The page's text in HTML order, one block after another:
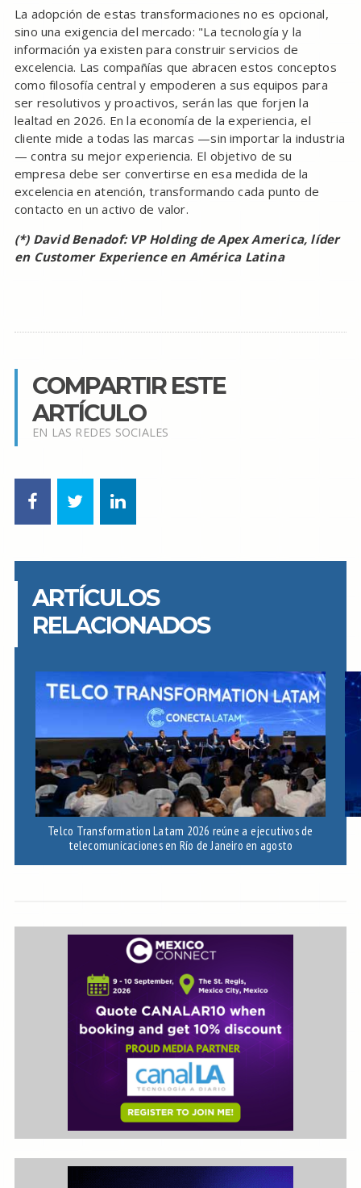
La adopción de estas transformaciones no es opcional,
sino una exigencia del mercado: "La tecnología y la
información ya existen para construir servicios de
excelencia. Las compañías que abracen estos conceptos
como filosofía central y empoderen a sus equipos para
ser resolutivos y proactivos, serán las que forjen la
lealtad en 2026. En la economía de la experiencia, el
cliente mide a todas las marcas —sin importar la industria
— contra su mejor experiencia. El objetivo de su
empresa debe ser convertirse en esa medida de la
excelencia en atención, transformando cada punto de
contacto en un activo de valor.
(*) David Benadof: VP Holding de Apex America, líder
en Customer Experience en América Latina
COMPARTIR ESTE
ARTÍCULO
EN LAS REDES SOCIALES
ARTÍCULOS
RELACIONADOS
Telco Transformation Latam 2026 reúne a ejecutivos de
telecomunicaciones en Río de Janeiro en agosto